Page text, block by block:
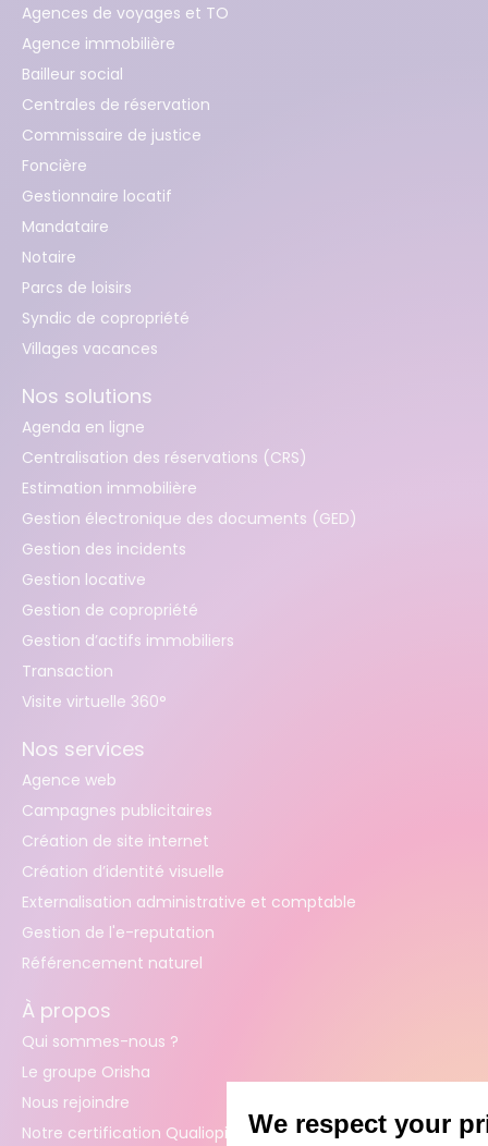
Agences de voyages et TO
Agence immobilière
Bailleur social
Centrales de réservation
Commissaire de justice
Foncière
Gestionnaire locatif
Mandataire
Notaire
Parcs de loisirs
Syndic de copropriété
Villages vacances
Nos solutions
Agenda en ligne
Centralisation des réservations (CRS)
Estimation immobilière
Gestion électronique des documents (GED)
Gestion des incidents
Gestion locative
Gestion de copropriété
Gestion d’actifs immobiliers
Transaction
Visite virtuelle 360°
Nos services
Agence web
Campagnes publicitaires
Création de site internet
Création d’identité visuelle
Externalisation administrative et comptable
Gestion de l'e-reputation
Référencement naturel
À propos
Qui sommes-nous ?
Le groupe Orisha
Nous rejoindre
Notre certification Qualiopi